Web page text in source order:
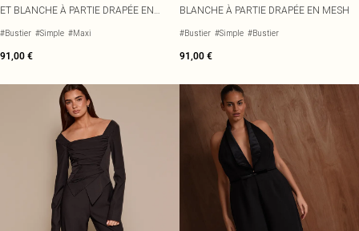
ET BLANCHE À PARTIE DRAPÉE EN
MESH
#Bustier #Simple #Maxi
91,00 €
BLANCHE À PARTIE DRAPÉE EN MESH
#Bustier #Simple #Bustier
91,00 €